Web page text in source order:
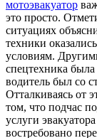
мотоэвакуатор
это просто.
ситуациях
техники
условиям.
спецтехника
водитель был со
Отталкиваясь от
том, что подчас
услуги
востребовано